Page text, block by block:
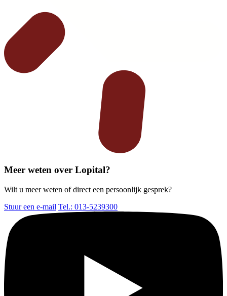
Meer weten over Lopital?
Wilt u meer weten of direct een persoonlijk gesprek?
Stuur een e-mail Tel.: 013-5239300